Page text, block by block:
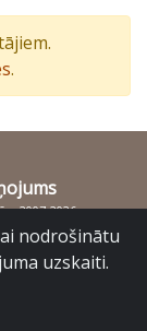
.
2007-2026
nodrošinātu
uzskaiti.